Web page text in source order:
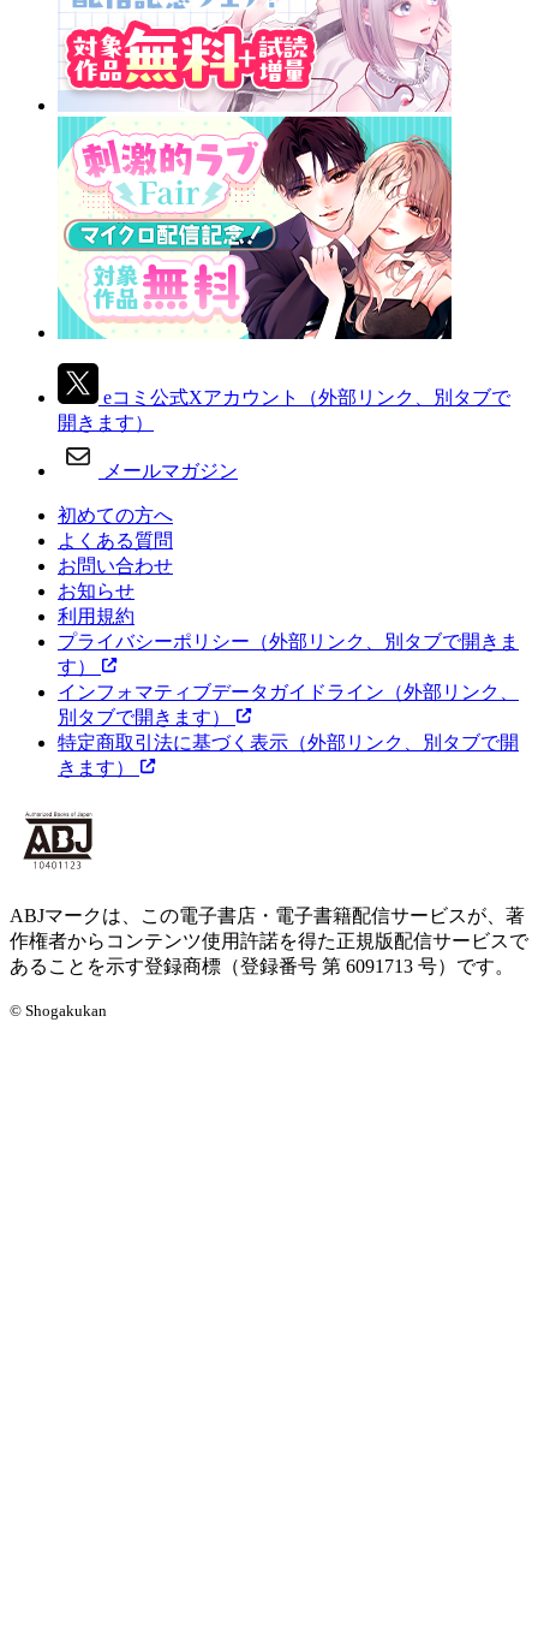
eコミ公式Xアカウント
（外部リンク、別タブで
開きます）
メールマガジン
初めての方へ
よくある質問
お問い合わせ
お知らせ
利用規約
プライバシーポリシー （外部リンク、別タブで開きま
す）
インフォマティブデータガイドライン （外部リンク、
別タブで開きます）
特定商取引法に基づく表示 （外部リンク、別タブで開
きます）
ABJマークは、この電子書店・電子書籍配信サービスが、著
作権者からコンテンツ使用許諾を得た正規版配信サービスで
あることを示す登録商標（登録番号 第 6091713 号）です。
© Shogakukan